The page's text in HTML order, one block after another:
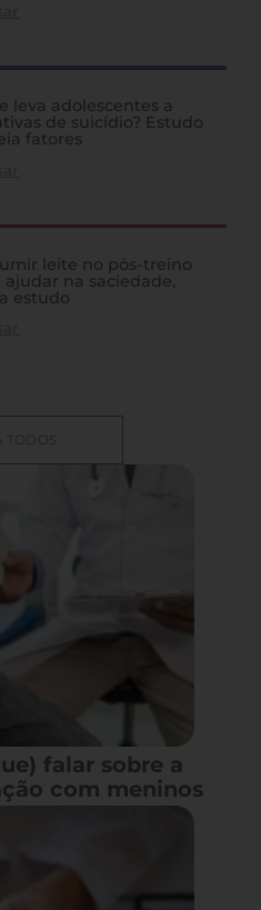
leva adolescentes a
de suicídio? Estudo
fatores
leite no pós-treino
ajudar na saciedade,
estudo
TODOS
falar sobre a
com meninos